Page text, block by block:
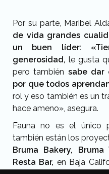
Por su parte, Maribel
de vida grandes
un buen líder:
generosidad, le gusta
pero también sabe dar
por que todos
rol y eso también es un
hace ameno», asegura.
Fauna no es el único
también están los
Bruma Bakery,
Resta Bar, en Baja